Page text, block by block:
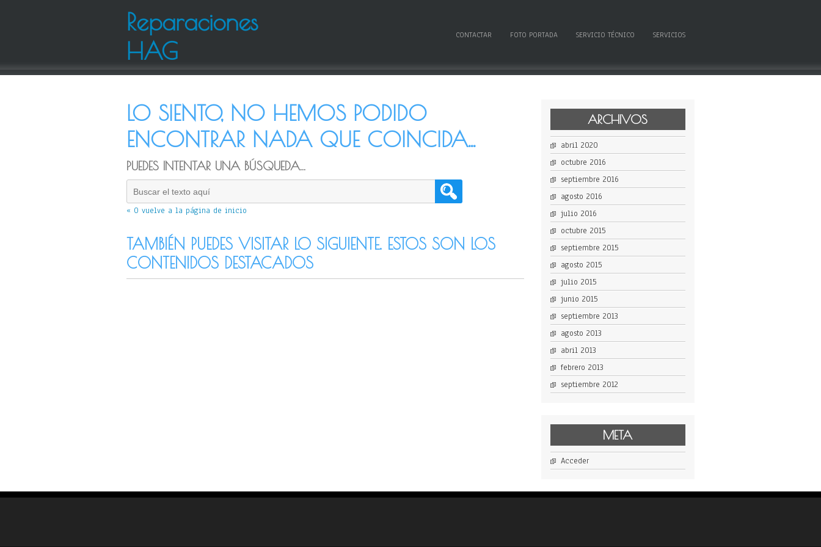
Reparaciones
HAG
CONTACTAR FOTO PORTADA SERVICIO TÉCNICO SERVICIOS
LO SIENTO, NO HEMOS PODIDO
ENCONTRAR NADA QUE COINCIDA...
PUEDES INTENTAR UNA BÚSQUEDA...
« O vuelve a la página de inicio
TAMBIÉN PUEDES VISITAR LO SIGUIENTE. ESTOS SON LOS
CONTENIDOS DESTACADOS
ARCHIVOS
abril 2020
octubre 2016
septiembre 2016
agosto 2016
julio 2016
octubre 2015
septiembre 2015
agosto 2015
julio 2015
junio 2015
septiembre 2013
agosto 2013
abril 2013
febrero 2013
septiembre 2012
META
Acceder